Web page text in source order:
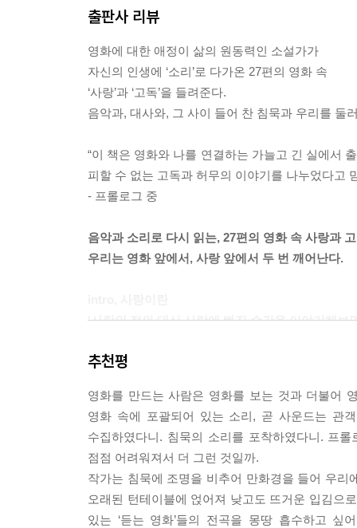
발되어 버린다. 개중에는 불리지 않을뿐더러, 더
수 있다면. --- p.122, 「너의 이름은.」 중에서
그림자를 보기 위해서는 빛이 필요하듯, 침묵을
검은 건반과 흰 건반 사이가 그토록 넓을 수 있다
허무가 짙은 눈동자와 텅 빈 몸짓을 통과한 그의
발걸음 소리는 그의 지문처럼 유일하다. 아니다.
출판사 리뷰
영화에 대한 애정이 삶의 원동력인 소설가가
자신의 인생에 ‘소리’로 다가온 27편의 영화 속
‘사랑’과 ‘고독’을 들려준다.
음악과, 대사와, 그 사이 들어 찬 침묵과 우리를 둘
“이 책은 영화와 나를 연결하는 가늘고 긴 실에서
피할 수 없는 고독과 허무의 이야기를 나누었다고
- 프롤로그 중
음악과 소리로 다시 읽는, 27편의 영화 속 사랑과
우리는 영화 앞에서, 사랑 앞에서 두 번 깨어난다.
‘사랑의 정의 대신 사랑에 빠진 순간을 이야기해보
이 책의 시작은 각자 존재하는 사람의 수만큼 ‘
사랑 〈비포 선라이즈〉, 사랑의 끝과 끝, 사랑
에이미 와인하우스, 반 고흐, 에디트 피아프의 재
주목한다. 사랑이 시작된 연인들에게는 같이
베티‘에게서 흘러나오는 모든 소리는 ’삶‘이자 곧
정의하는 저자는 호주 멜버른 한가운데서도 영화
쓸 수밖에 없음을 ’늦가을처럼‘ 쓸쓸하게 고백한다.
추천평
영화를 만드는 사람은 영화를 보는 것과 더불어
영화 속에 포괄되어 있는 소리, 곧 사운드는 관
수집하였다니. 침묵의 소리를 포착하였다니. 프
점점 어려워져서 더 그런 것일까.
작가는 침묵에 조명을 비추어 만화경을 들어 우
오래된 턴테이블에 얹어져 낮고도 뜨거운 입김으
있는 ‘듣는 영화’들의 전곡을 몽땅 흡수하고